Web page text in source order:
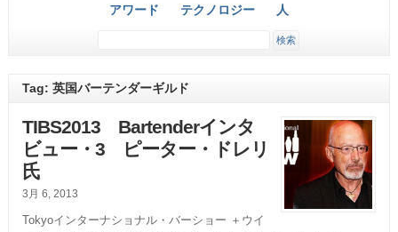
アワード テクノロジー 人
Tag: 英国バーテンダーギルド
TIBS2013 Bartenderインタ
ビュー・3 ピーター・ドレリ
氏
3月 6, 2013
Tokyoインターナショナル・バーショー ＋ウイ